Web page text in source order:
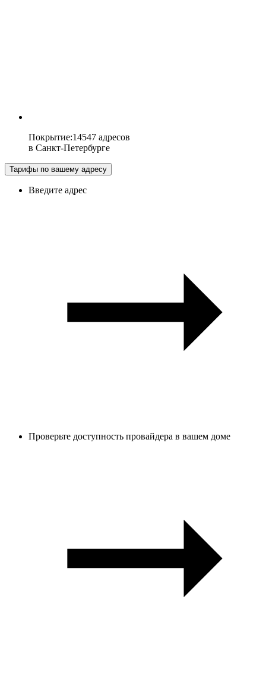
Покрытие:14547 адресов
в Санкт-Петербурге
Тарифы по вашему адресу
Введите адрес
Проверьте доступность провайдера в вашем доме